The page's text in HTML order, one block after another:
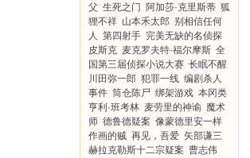
父 生死之门 阿加莎·克里斯蒂 狐
狸不祥 山本禾太郎 别相信任何
人 第四射手 完美无缺的名侦探
皮斯克 麦克罗夫特·福尔摩斯 全
国第三届侦探小说大赛 长眠不醒
川田弥一郎 犯罪一线 编剧杀人
事件 筒仓陈尸 绑架游戏 本冈类
亨利·班考林 麦劳里的神谕 魔术
师 德鲁德疑案 像蒙德里安一样
作画的贼 再见，吾爱 矢部谦三
赫拉克勒斯十二宗疑案 曹志伟